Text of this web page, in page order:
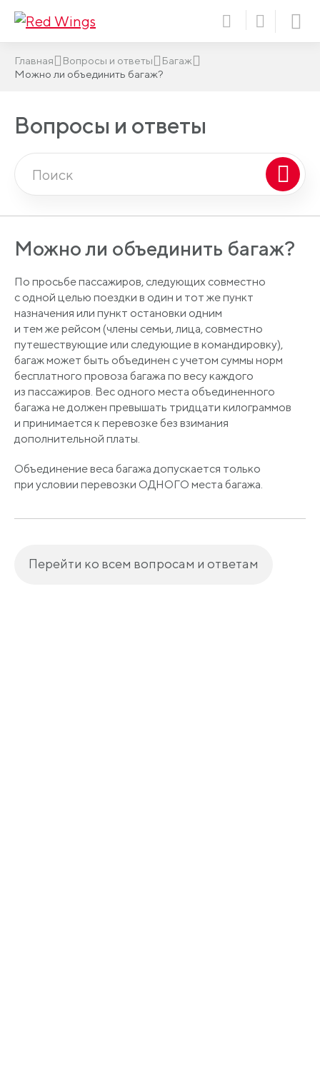
Главная Вопросы и ответы
Багаж
Можно ли объединить багаж?
Вопросы и ответы
Можно ли объединить багаж?
По просьбе пассажиров, следующих совместно
с одной целью поездки в один и тот же пункт
назначения или пункт остановки одним
и тем же рейсом (члены семьи, лица, совместно
путешествующие или следующие в командировку),
багаж может быть объединен с учетом суммы норм
бесплатного провоза багажа по весу каждого
из пассажиров. Вес одного места объединенного
багажа не должен превышать тридцати килограммов
и принимается к перевозке без взимания
дополнительной платы.
Объединение веса багажа допускается только
при условии перевозки ОДНОГО места багажа.
Перейти ко всем вопросам и ответам